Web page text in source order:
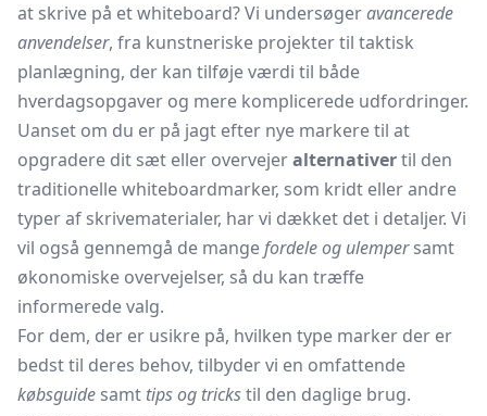
at skrive på et whiteboard? Vi undersøgeravancerede
anvendelser, fra kunstneriske projekter til taktisk
planlægning, der kan tilføje værdi til både
hverdagsopgaver og mere komplicerede udfordringer.
Uanset om du er på jagt efter nye markere til at
opgradere dit sæt eller overvejeralternativertil den
traditionelle whiteboardmarker, som kridt eller andre
typer af skrivematerialer, har vi dækket det i detaljer. Vi
vil også gennemgå de mangefordele og ulempersamt
økonomiske overvejelser, så du kan træffe
informerede valg.
For dem, der er usikre på, hvilken type marker der er
bedst til deres behov, tilbyder vi en omfattende
købsguide samt tips og trickstil den daglige brug.